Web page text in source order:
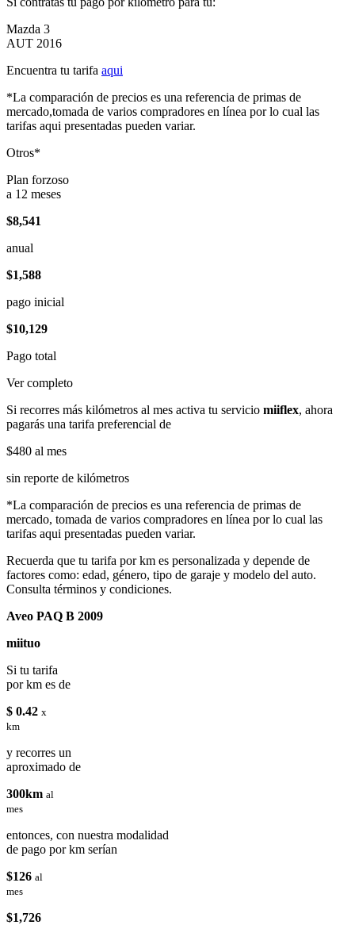
Mazda 3
AUT 2016
Encuentra tu tarifa aqui
*La comparación de precios es una referencia de primas de
mercado,tomada de varios compradores en línea por lo cual las
tarifas aqui presentadas pueden variar.
Otros*
Plan forzoso
a 12 meses
$8,541
anual
$1,588
pago inicial
$10,129
Pago total
Ver completo
Si recorres más kilómetros al mes activa tu servicio miiflex, ahora
pagarás una tarifa preferencial de
$480 al mes
sin reporte de kilómetros
*La comparación de precios es una referencia de primas de
mercado, tomada de varios compradores en línea por lo cual las
tarifas aqui presentadas pueden variar.
Recuerda que tu tarifa por km es personalizada y depende de
factores como: edad, género, tipo de garaje y modelo del auto.
Consulta términos y condiciones.
Aveo PAQ B 2009
miituo
Si tu tarifa
por km es de
$ 0.42 x
km
y recorres un
aproximado de
300km al
mes
entonces, con nuestra modalidad
de pago por km serían
$126 al
mes
$1,726